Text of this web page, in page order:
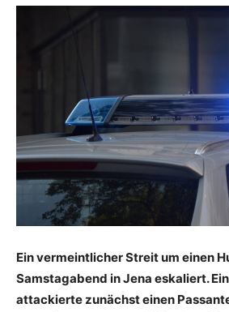
Ein vermeintlicher Streit um einen
Samstagabend in Jena eskaliert.
attackierte zunächst einen